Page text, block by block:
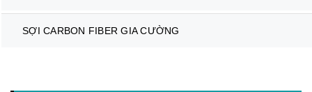
SỢI CARBON FIBER GIA CƯỜNG